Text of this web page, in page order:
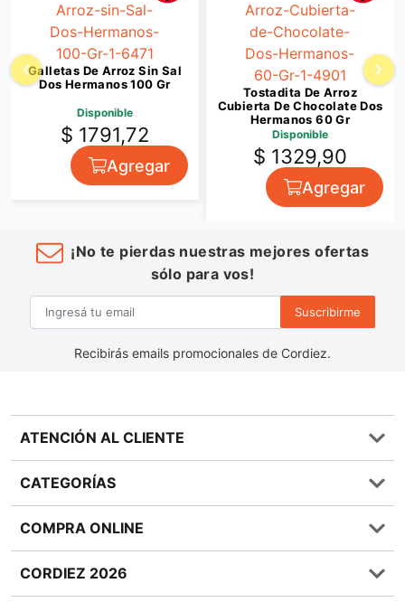
Galletas De Arroz Sin Sal
Dos Hermanos 100 Gr
Disponible
$ 1791,72
Agregar
Tostadita De Arroz
Cubierta De Chocolate Dos
Hermanos 60 Gr
Disponible
$ 1329,90
Agregar
¡No te pierdas nuestras mejores ofertas
sólo para vos!
Suscribirme
Recibirás emails promocionales de Cordiez.
ATENCIÓN AL CLIENTE
Preguntas frecuentes
0810 555 1970
Términos y condiciones
Política de Devoluciones
CATEGORÍAS
Bebidas
Lácteos
COMPRA ONLINE
Métodos de entrega
CORDIEZ 2026